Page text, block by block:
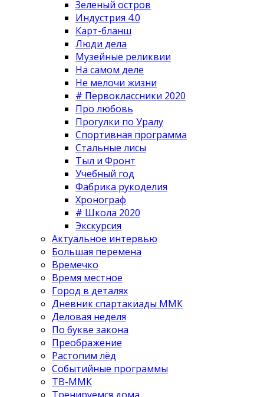
Зеленый остров
Индустрия 4.0
Карт-бланш
Люди дела
Музейные реликвии
На самом деле
Не мелочи жизни
# Первоклассники 2020
Про любовь
Прогулки по Уралу
Спортивная программа
Стальные лисы
Тыл и Фронт
Учебный год
Фабрика рукоделия
Хронограф
# Школа 2020
Экскурсия
Актуальное интервью
Большая перемена
Времечко
Время местное
Город в деталях
Дневник спартакиады ММК
Деловая неделя
По букве закона
Преображение
Растопим лёд
Событийные программы
ТВ-ММК